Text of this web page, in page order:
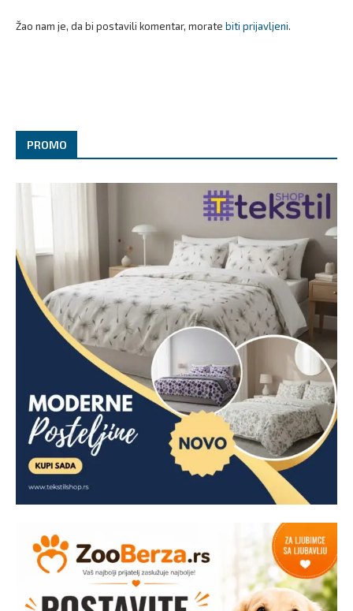
Žao nam je, da bi postavili komentar, morate biti prijavljeni.
PROMO